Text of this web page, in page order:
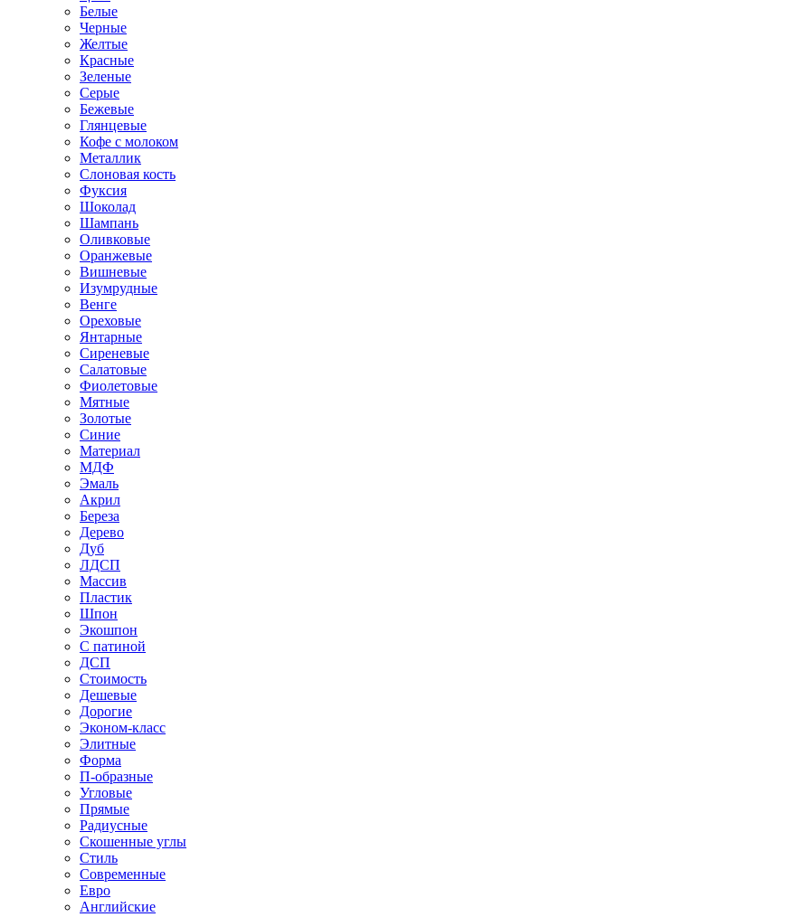
Белые
Черные
Желтые
Красные
Зеленые
Серые
Бежевые
Глянцевые
Кофе с молоком
Металлик
Слоновая кость
Фуксия
Шоколад
Шампань
Оливковые
Оранжевые
Вишневые
Изумрудные
Венге
Ореховые
Янтарные
Сиреневые
Салатовые
Фиолетовые
Мятные
Золотые
Синие
Материал
МДФ
Эмаль
Акрил
Береза
Дерево
Дуб
ЛДСП
Массив
Пластик
Шпон
Экошпон
С патиной
ДСП
Стоимость
Дешевые
Дорогие
Эконом-класс
Элитные
Форма
П-образные
Угловые
Прямые
Радиусные
Скошенные углы
Стиль
Современные
Евро
Английские